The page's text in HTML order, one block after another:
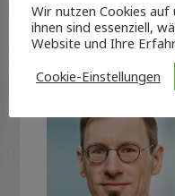
Wir nutzen Cookies auf
ihnen sind essenziell,
Website und Ihre
Cookie-Einstellungen